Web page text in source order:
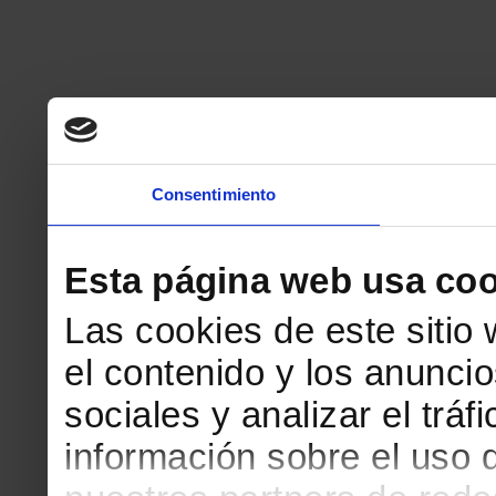
Consentimiento
Esta página web usa
Las cookies de este sitio
el contenido y los
sociales y analizar el
información sobre el uso